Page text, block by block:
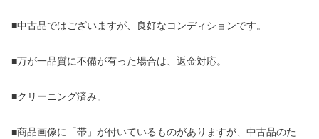
■中古品ではございますが、良好なコンディションです。
■万が一品質に不備が有った場合は、返金対応。
■クリーニング済み。
■商品画像に「帯」が付いているものがありますが、中古品のた